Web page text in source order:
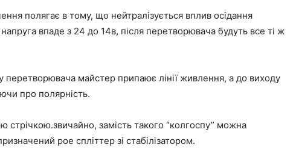
полягає в тому, що нейтралізується вплив осідання
впаде з 24 до 14в, після перетворювача будуть все ті ж
перетворювача майстер припаює лінії живлення, а до виходу
про полярність.
стрічкою.звичайно, замість такого “колгоспу” можна
poe спліттер зі стабілізатором.